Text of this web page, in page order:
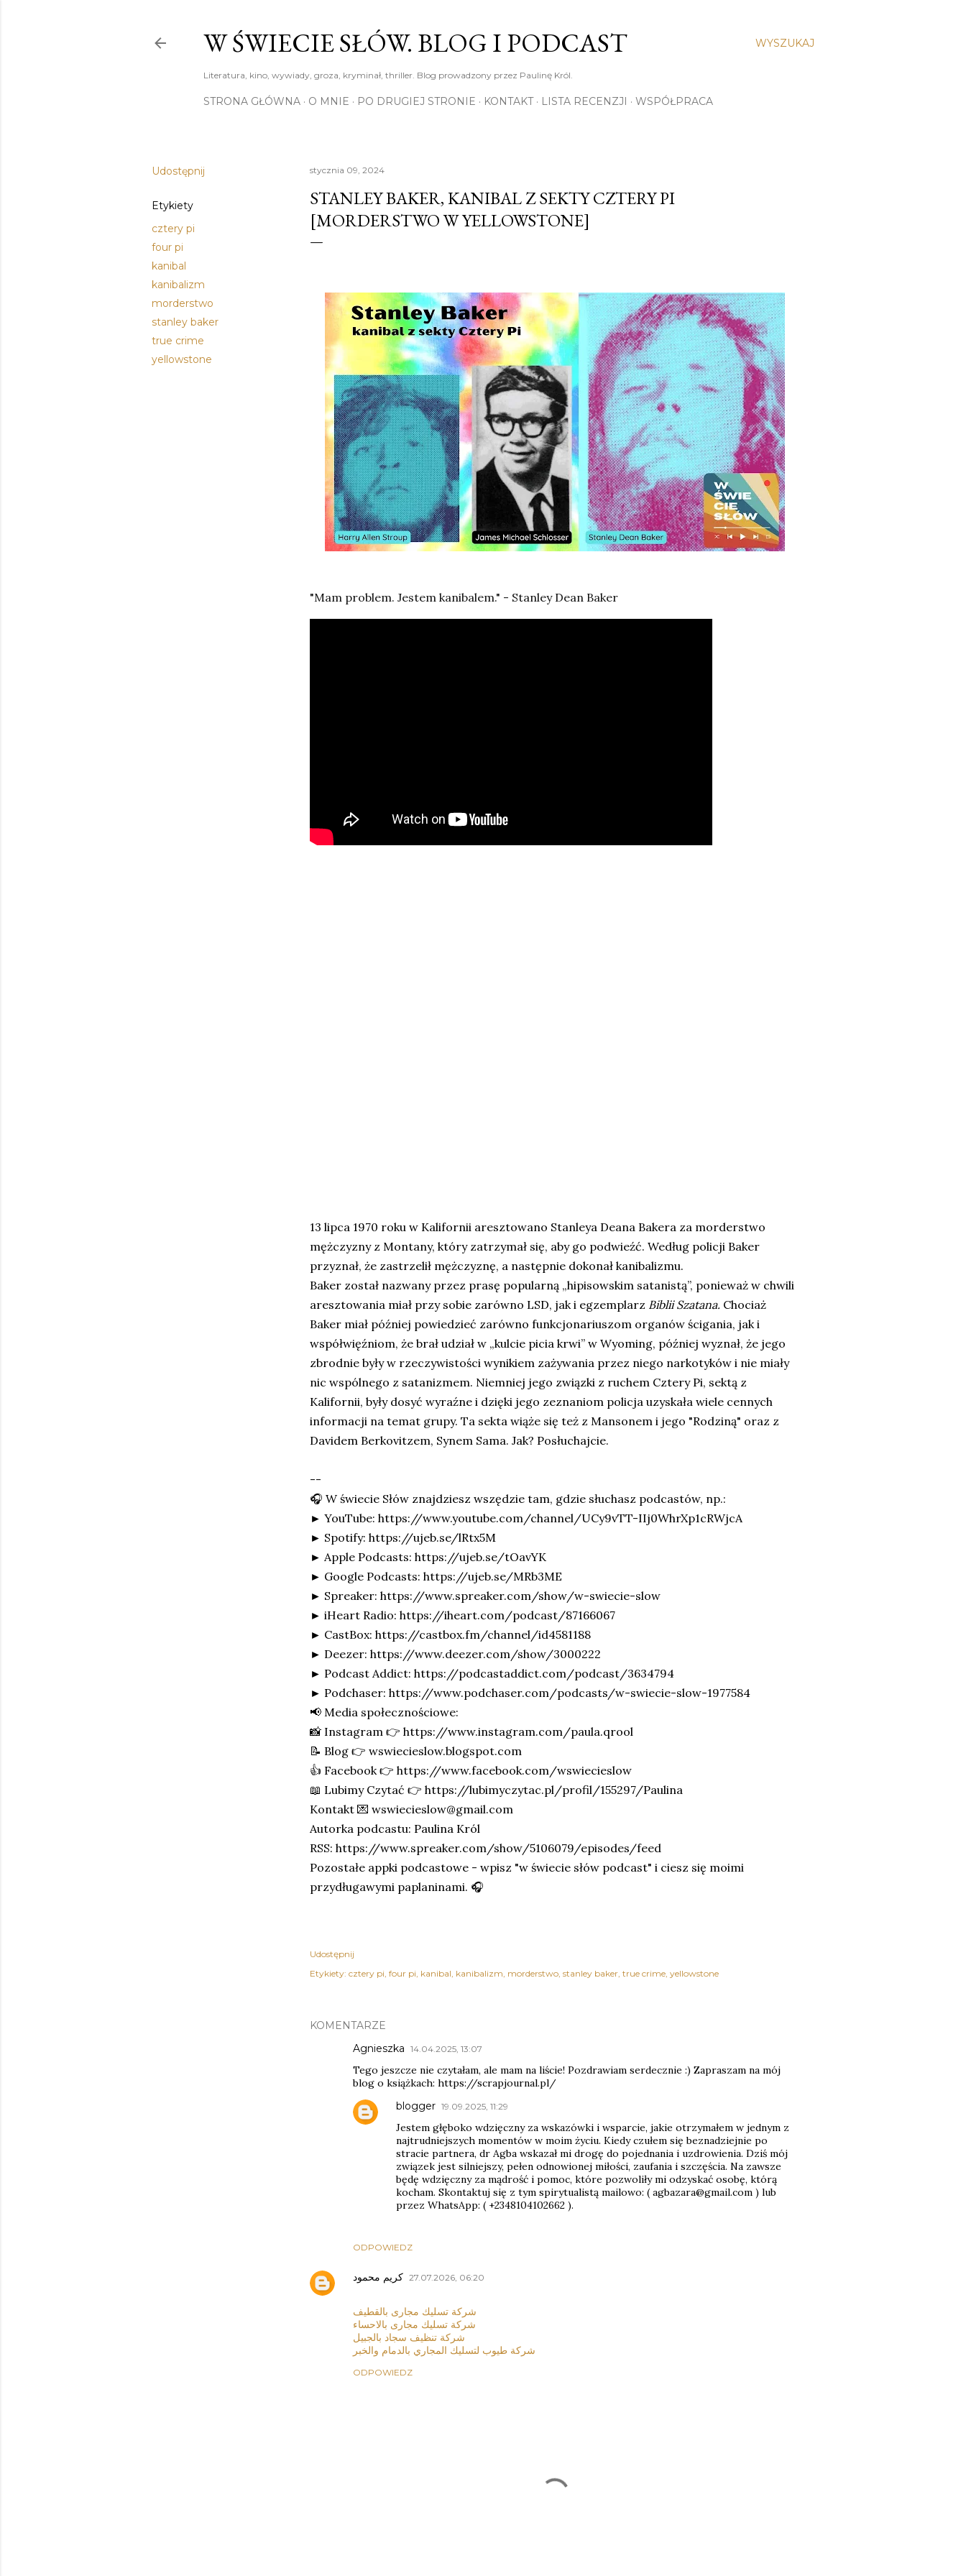
WYSZUKAJ
W ŚWIECIE SŁÓW. BLOG I PODCAST
Literatura, kino, wywiady, groza, kryminał, thriller. Blog prowadzony przez Paulinę Król.
STRONA GŁÓWNA O MNIE PO DRUGIEJ STRONIE KONTAKT LISTA RECENZJI WSPÓŁPRACA
Udostępnij
Etykiety
cztery pi
four pi
kanibal
kanibalizm
morderstwo
stanley baker
true crime
yellowstone
stycznia 09, 2024
STANLEY BAKER, KANIBAL Z SEKTY CZTERY PI
[MORDERSTWO W YELLOWSTONE]
"Mam problem. Jestem kanibalem." - Stanley Dean Baker
13 lipca 1970 roku w Kalifornii aresztowano Stanleya Deana Bakera za morderstwo
mężczyzny z Montany, który zatrzymał się, aby go podwieźć. Według policji Baker
przyznał, że zastrzelił mężczyznę, a następnie dokonał kanibalizmu.
Baker został nazwany przez prasę popularną „hipisowskim satanistą”, ponieważ w chwili
aresztowania miał przy sobie zarówno LSD, jak i egzemplarz Biblii Szatana. Chociaż
Baker miał później powiedzieć zarówno funkcjonariuszom organów ścigania, jak i
współwięźniom, że brał udział w „kulcie picia krwi” w Wyoming, później wyznał, że jego
zbrodnie były w rzeczywistości wynikiem zażywania przez niego narkotyków i nie miały
nic wspólnego z satanizmem. Niemniej jego związki z ruchem Cztery Pi, sektą z
Kalifornii, były dosyć wyraźne i dzięki jego zeznaniom policja uzyskała wiele cennych
informacji na temat grupy. Ta sekta wiąże się też z Mansonem i jego "Rodziną" oraz z
Davidem Berkovitzem, Synem Sama. Jak? Posłuchajcie.
--
🎧 W świecie Słów znajdziesz wszędzie tam, gdzie słuchasz podcastów, np.:
► YouTube: https://www.youtube.com/channel/UCy9vTT-IIj0WhrXp1cRWjcA
► Spotify: https://ujeb.se/lRtx5M
► Apple Podcasts: https://ujeb.se/tOavYK
► Google Podcasts: https://ujeb.se/MRb3ME
► Spreaker: https://www.spreaker.com/show/w-swiecie-slow
► iHeart Radio: https://iheart.com/podcast/87166067
► CastBox: https://castbox.fm/channel/id4581188
► Deezer: https://www.deezer.com/show/3000222
► Podcast Addict: https://podcastaddict.com/podcast/3634794
► Podchaser: https://www.podchaser.com/podcasts/w-swiecie-slow-1977584
📢 Media społecznościowe:
📸 Instagram 👉 https://www.instagram.com/paula.qrool
📝 Blog 👉 wswiecieslow.blogspot.com
👍 Facebook 👉 https://www.facebook.com/wswiecieslow
📖 Lubimy Czytać 👉 https://lubimyczytac.pl/profil/155297/Paulina
Kontakt 💌 wswiecieslow@gmail.com
Autorka podcastu: Paulina Król
RSS: https://www.spreaker.com/show/5106079/episodes/feed
Pozostałe appki podcastowe - wpisz "w świecie słów podcast" i ciesz się moimi
przydługawymi paplaninami. 🎧
Udostępnij
Etykiety: cztery pi four pi kanibal kanibalizm morderstwo stanley baker true crime yellowstone
KOMENTARZE
Agnieszka 14.04.2025, 13:07
Tego jeszcze nie czytałam, ale mam na liście! Pozdrawiam serdecznie :) Zapraszam na mój
blog o książkach: https://scrapjournal.pl/
ODPOWIEDZ
blogger 19.09.2025, 11:29
Jestem głęboko wdzięczny za wskazówki i wsparcie, jakie otrzymałem w jednym z
najtrudniejszych momentów w moim życiu. Kiedy czułem się beznadziejnie po
stracie partnera, dr Agba wskazał mi drogę do pojednania i uzdrowienia. Dziś mój
związek jest silniejszy, pełen odnowionej miłości, zaufania i szczęścia. Na zawsze
będę wdzięczny za mądrość i pomoc, które pozwoliły mi odzyskać osobę, którą
kocham. Skontaktuj się z tym spirytualistą mailowo: ( agbazara@gmail.com ) lub
przez WhatsApp: ( +2348104102662 ).
كريم محمود 27.07.2026, 06:20
شركة تسليك مجارى بالقطيف
شركة تسليك مجارى بالاحساء
شركة تنظيف سجاد بالجبيل
شركة طيوب لتسليك المجاري بالدمام والخبر
ODPOWIEDZ